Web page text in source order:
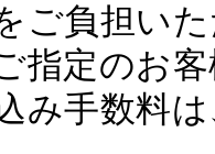
ご負担い
指定のお
み手数料